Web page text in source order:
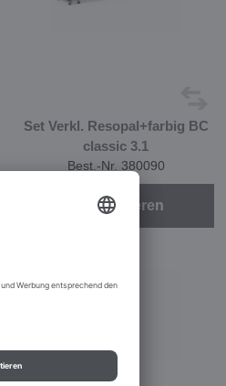
Set Verkl. Resopal+farbig BC
classic 3.1
Best.-Nr. 380090
Konfigurieren